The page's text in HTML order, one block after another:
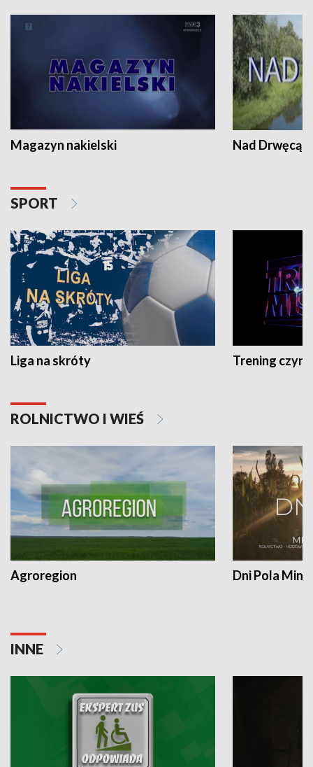
Magazyn nakielski Nad Drwęcą
SPORT
Liga na skróty Trening czyni
ROLNICTWO I WIEŚ
Agroregion Dni Pola
INNE